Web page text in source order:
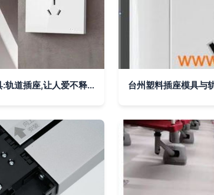
有设计感又实用的高级家具:轨道插座,让人爱不释手